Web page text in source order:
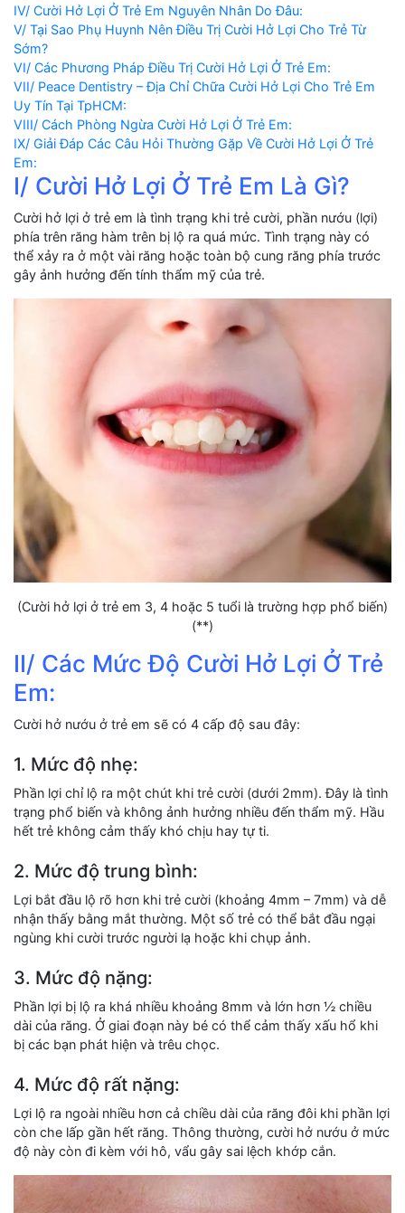
IV/ Cười Hở Lợi Ở Trẻ Em Nguyên Nhân Do Đâu:
V/ Tại Sao Phụ Huynh Nên Điều Trị Cười Hở Lợi Cho Trẻ Từ
Sớm?
VI/ Các Phương Pháp Điều Trị Cười Hở Lợi Ở Trẻ Em:
VII/ Peace Dentistry – Địa Chỉ Chữa Cười Hở Lợi Cho Trẻ Em
Uy Tín Tại TpHCM:
VIII/ Cách Phòng Ngừa Cười Hở Lợi Ở Trẻ Em:
IX/ Giải Đáp Các Câu Hỏi Thường Gặp Về Cười Hở Lợi Ở Trẻ
Em:
I/ Cười Hở Lợi Ở Trẻ Em Là Gì?
Cười hở lợi ở trẻ em là tình trạng khi trẻ cười, phần nướu (lợi)
phía trên răng hàm trên bị lộ ra quá mức. Tình trạng này có
thể xảy ra ở một vài răng hoặc toàn bộ cung răng phía trước
gây ảnh hưởng đến tính thẩm mỹ của trẻ.
(Cười hở lợi ở trẻ em 3, 4 hoặc 5 tuổi là trường hợp phổ biến)
(**)
II/ Các Mức Độ Cười Hở Lợi Ở Trẻ
Em:
Cười hở nướu ở trẻ em sẽ có 4 cấp độ sau đây:
1. Mức độ nhẹ:
Phần lợi chỉ lộ ra một chút khi trẻ cười (dưới 2mm). Đây là tình
trạng phổ biến và không ảnh hưởng nhiều đến thẩm mỹ. Hầu
hết trẻ không cảm thấy khó chịu hay tự ti.
2. Mức độ trung bình:
Lợi bắt đầu lộ rõ hơn khi trẻ cười (khoảng 4mm – 7mm) và dễ
nhận thấy bằng mắt thường. Một số trẻ có thể bắt đầu ngại
ngùng khi cười trước người lạ hoặc khi chụp ảnh.
3. Mức độ nặng:
Phần lợi bị lộ ra khá nhiều khoảng 8mm và lớn hơn ½ chiều
dài của răng. Ở giai đoạn này bé có thể cảm thấy xấu hổ khi
bị các bạn phát hiện và trêu chọc.
4. Mức độ rất nặng:
Lợi lộ ra ngoài nhiều hơn cả chiều dài của răng đôi khi phần lợi
còn che lấp gần hết răng. Thông thường, cười hở nướu ở mức
độ này còn đi kèm với hô, vẩu gây sai lệch khớp cắn.